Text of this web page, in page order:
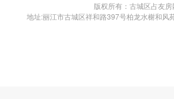
版权所有：古城区占友
地址:丽江市古城区祥和路397号柏龙水榭和